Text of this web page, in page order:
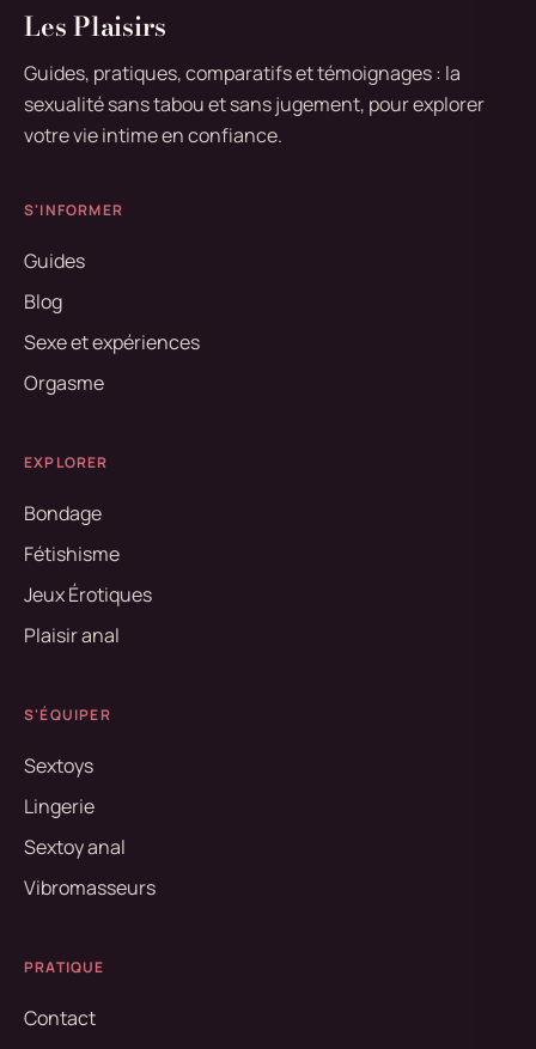
Les Plaisirs
Guides, pratiques, comparatifs et témoignages : la
sexualité sans tabou et sans jugement, pour explorer
votre vie intime en confiance.
S'INFORMER
Guides
Blog
Sexe et expériences
Orgasme
EXPLORER
Bondage
Fétishisme
Jeux Érotiques
Plaisir anal
S'ÉQUIPER
Sextoys
Lingerie
Sextoy anal
Vibromasseurs
PRATIQUE
Contact